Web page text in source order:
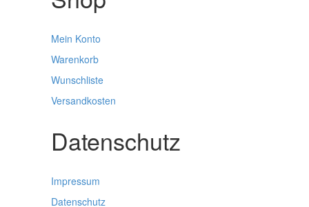
Mein Konto
Warenkorb
Wunschliste
Versandkosten
Datenschutz
Impressum
Datenschutz